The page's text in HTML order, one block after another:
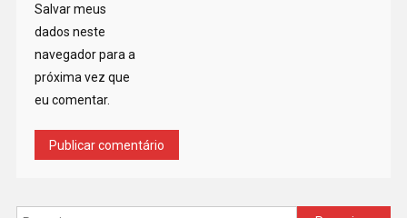
Salvar meus
dados neste
navegador para a
próxima vez que
eu comentar.